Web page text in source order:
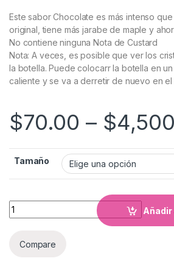
Este sabor Chocolate es más intenso
original, tiene más jarabe de maple y
No contiene ninguna Nota de Custard
Nota: A veces, es posible que ver los
la botella. Puede colocarr la botella en
caliente y se va a derretir de nuevo en el
$70.00 – $
Tamaño
Cantidad
Compare